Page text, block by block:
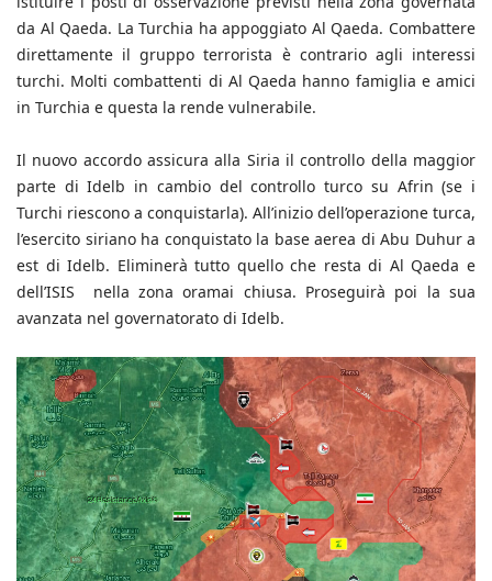
da Al Qaeda. La Turchia ha appoggiato Al Qaeda. Combattere
direttamente il gruppo terrorista è contrario agli interessi
turchi. Molti combattenti di Al Qaeda hanno famiglia e amici
in Turchia e questa la rende vulnerabile.
Il nuovo accordo assicura alla Siria il controllo della maggior
parte di Idelb in cambio del controllo turco su Afrin (se i
Turchi riescono a conquistarla). All’inizio dell’operazione turca,
l’esercito siriano ha conquistato la base aerea di Abu Duhur a
est di Idelb. Eliminerà tutto quello che resta di Al Qaeda e
dell’ISIS nella zona oramai chiusa. Proseguirà poi la sua
avanzata nel governatorato di Idelb.